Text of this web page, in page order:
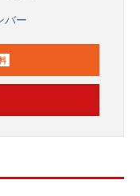
バー